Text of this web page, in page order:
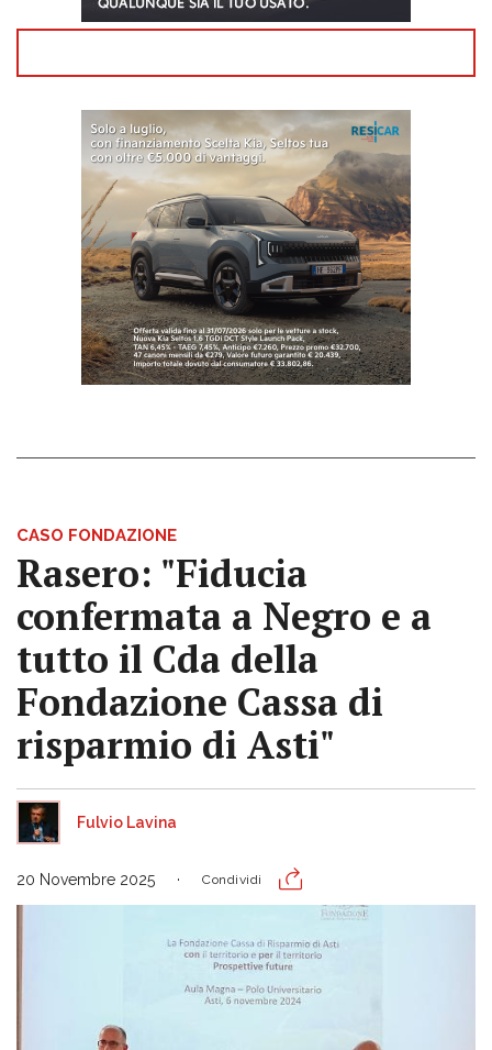
CASO FONDAZIONE
Rasero: "Fiducia
confermata a Negro e a
tutto il Cda della
Fondazione Cassa di
risparmio di Asti"
Fulvio Lavina
20 Novembre 2025 Condividi